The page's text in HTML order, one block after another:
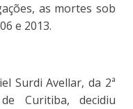
as mortes sob
e 2013.
Surdi Avellar, da 2ª
Curitiba, decidiu